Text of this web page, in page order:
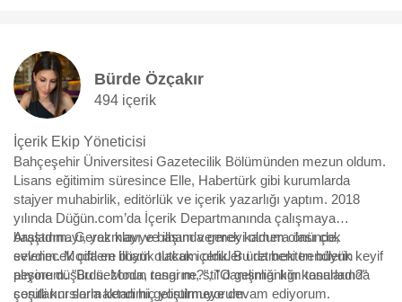
Bürde Özçakır
494 içerik
İçerik Ekip Yöneticisi
Bahçeşehir Üniversitesi Gazetecilik Bölümünden mezun oldum.
Lisans eğitimim süresince Elle, Habertürk gibi kurumlarda
stajyer muhabirlik, editörlük ve içerik yazarlığı yaptım. 2018
yılında Düğün.com’da İçerik Departmanında çalışmaya
başladım. Gerek klavye başında gerek kamera önünde,
evlenecek çiftlere ilham olacak içerikler üretmekten büyük keyif
alıyorum. "Bu sezonun rengi ne?", "O gelinliği kim tasarladı?"
sorularını sormaktan hiç yorulmuyorum.
Araştırmayı, yazmayı ve ilham vermeyi oldum olası çok
sevdim. Moda en büyük tutkum oldu. Bu da beni trendlerin
peşine düşürdü. Moda, tasarım, stil danışmanlığı konularında
çeşitli kurslarla kendimi geliştirmeye devam ediyorum.